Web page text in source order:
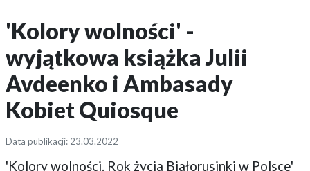
'Kolory wolności' -
wyjątkowa książka Julii
Avdeenko i Ambasady
Kobiet Quiosque
Data publikacji: 23.03.2022
'Kolory wolności. Rok życia Białorusinki w Polsce'